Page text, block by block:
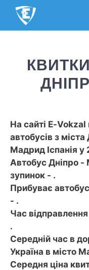
На сайті E-
автобусів з
Мадрид Іспанія у
Автобус Дніпро -
зупинок - .
Прибуває
- .
Час
.
Середній час в
Україна в місто
Середня ціна